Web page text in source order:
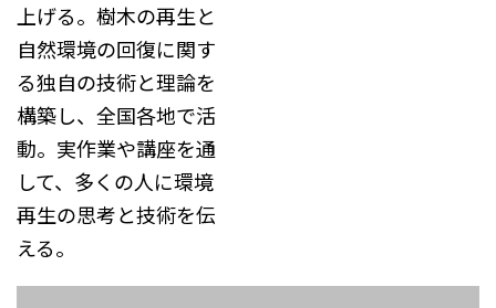
上げる。樹木の再生と
自然環境の回復に関す
る独自の技術と理論を
構築し、全国各地で活
動。実作業や講座を通
して、多くの人に環境
再生の思考と技術を伝
える。